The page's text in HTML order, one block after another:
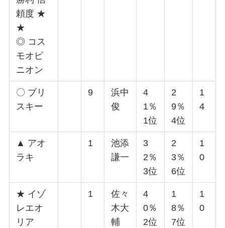
頼度 ★
★
◎ コス
モオピ
ニオン
〇 ブリ
スキー
9
浜中
俊
4
1％
1位
2
9％
4位
1
4
▲ アオ
ラキ
1
池添
謙一
3
2％
3位
2
3％
6位
1
0
★ イゾ
レエオ
リア
1
佐々
木大
輔
4
0％
2位
1
8％
7位
1
0